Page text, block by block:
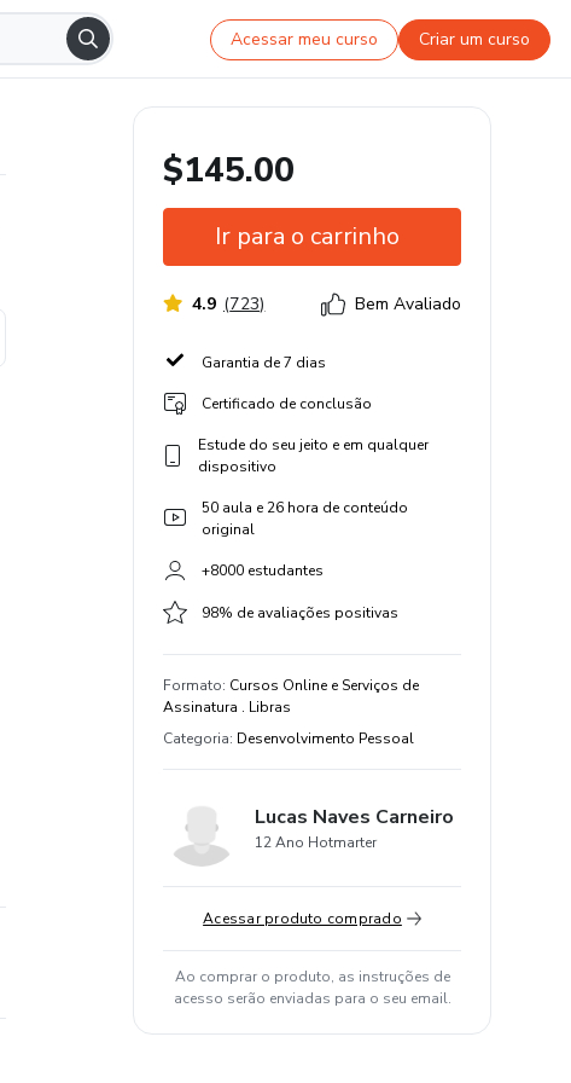
Acessar meu curso Criar um curso
$145.00
Ir para o carrinho
4.9 (723) Bem Avaliado
Garantia de 7 dias
Certificado de conclusão
Estude do seu jeito e em qualquer
dispositivo
50 aula e 26 hora de conteúdo
original
+8000 estudantes
98% de avaliações positivas
Formato: Cursos Online e Serviços de
Assinatura . Libras
Categoria: Desenvolvimento Pessoal
Lucas Naves Carneiro
12 Ano Hotmarter
Acessar produto comprado
Ao comprar o produto, as instruções de
acesso serão enviadas para o seu email.